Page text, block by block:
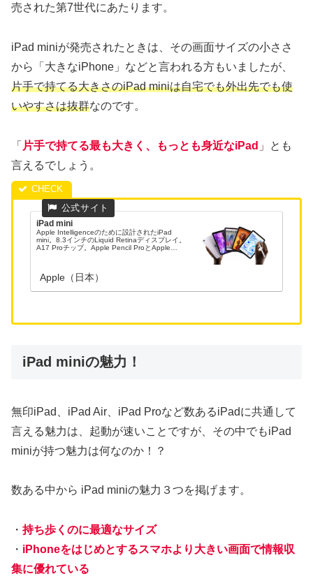
売された第7世代にあたります。
iPad miniが発売されたときは、その画面サイズの小ささ
から「大きなiPhone」などと言われる方もいましたが、
片手で持てる大きさのiPad miniは自宅でも外出先でも使
いやすさは抜群なのです。
「 片手で持てる最も大きく、もっとも身近なiPad 」とも
言えるでしょう。
iPad mini
Apple Intelligenceのために設計されたiPad
mini。8.3インチのLiquid Retinaディスプレイ。
A17 Proチップ。Apple Pencil ProとApple
Apple（日本）
iPad miniの魅力！
無印iPad、iPad Air、iPad Proなど数あるiPadに共通して
言える魅力は、起動が速いことですが、その中でもiPad
miniが持つ魅力は何なのか！？
数ある中から iPad miniの魅力３つを掲げます。
・ 持ち歩くのに最適なサイズ
・ iPhoneをはじめとするスマホより大きい画面で情報収
集に優れている